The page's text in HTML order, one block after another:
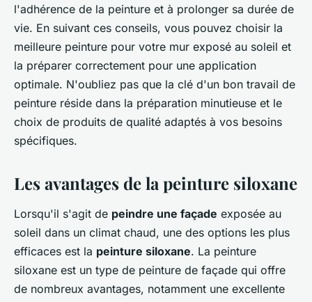
l'adhérence de la peinture et à prolonger sa durée de
vie. En suivant ces conseils, vous pouvez choisir la
meilleure peinture pour votre mur exposé au soleil et
la préparer correctement pour une application
optimale. N'oubliez pas que la clé d'un bon travail de
peinture réside dans la préparation minutieuse et le
choix de produits de qualité adaptés à vos besoins
spécifiques.
Les avantages de la peinture siloxane
Lorsqu'il s'agit de peindre une façade exposée au
soleil dans un climat chaud, une des options les plus
efficaces est la peinture siloxane. La peinture
siloxane est un type de peinture de façade qui offre
de nombreux avantages, notamment une excellente